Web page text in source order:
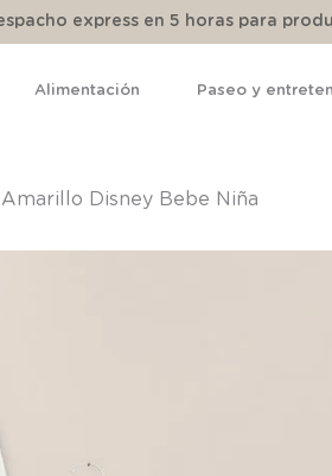
express en 5 horas para
Alimentación Paseo y
Disney Bebe Niña
1 .